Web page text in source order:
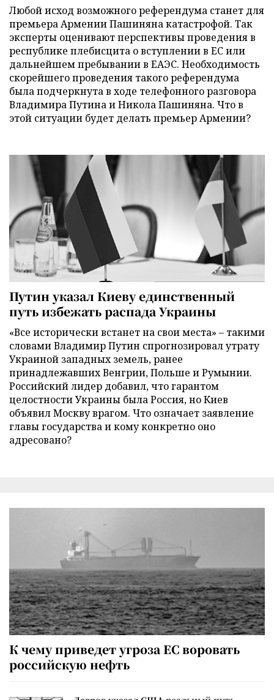
Любой исход возможного референдума станет для
премьера Армении Пашиняна катастрофой. Так
эксперты оценивают перспективы проведения в
республике плебисцита о вступлении в ЕС или
дальнейшем пребывании в ЕАЭС. Необходимость
скорейшего проведения такого референдума
была подчеркнута в ходе телефонного разговора
Владимира Путина и Никола Пашиняна. Что в
этой ситуации будет делать премьер Армении?
Путин указал Киеву единственный
путь избежать распада Украины
«Все исторически встанет на свои места» – такими
словами Владимир Путин спрогнозировал утрату
Украиной западных земель, ранее
принадлежавших Венгрии, Польше и Румынии.
Российский лидер добавил, что гарантом
целостности Украины была Россия, но Киев
объявил Москву врагом. Что означает заявление
главы государства и кому конкретно оно
адресовано?
К чему приведет угроза ЕС воровать
российскую нефть